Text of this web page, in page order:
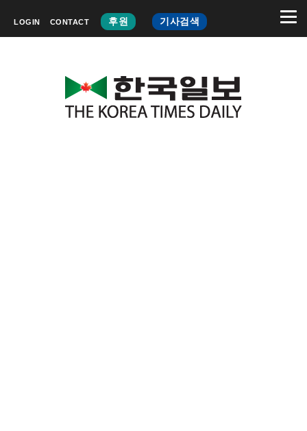
LOGIN CONTACT 후원 기사검색